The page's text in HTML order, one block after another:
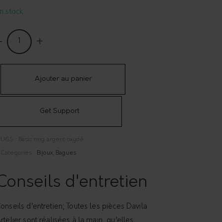
stock
Ajouter au panier
Get Support
Basic ring argent oxydé
Bijoux, Bagues
d'entretien
d’entretien; Toutes les pièces Davila